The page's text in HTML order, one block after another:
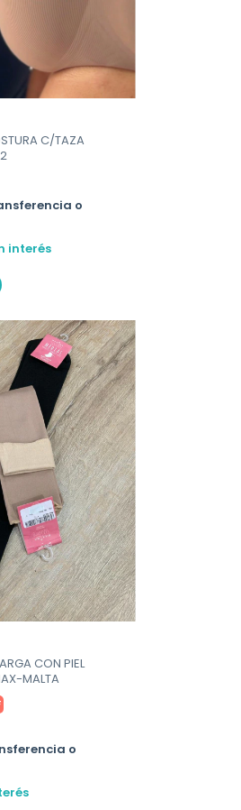
C/TAZA
o
interés
CON PIEL
MALTA
o